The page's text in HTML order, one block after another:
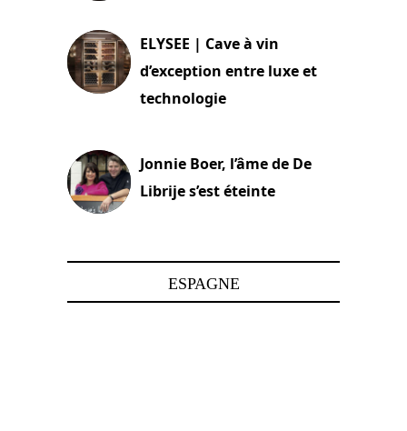
ELYSEE | Cave à vin
d’exception entre luxe et
technologie
Jonnie Boer, l’âme de De
Librije s’est éteinte
ESPAGNE